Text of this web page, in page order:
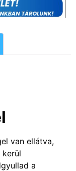
van ellátva,
kerül
a